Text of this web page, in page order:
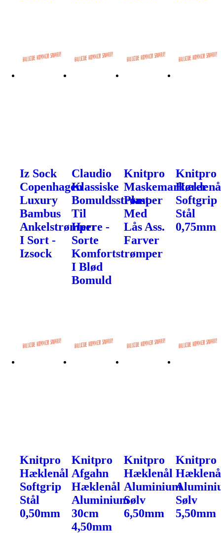
Iz Sock
Copenhagen
Luxury
Bambus
Ankelstrømper
I Sort -
Izsock
Claudio
Klassiske
Bomuldsstrømper
Til
Herre -
Sorte
Komfortstrømper
I Blød
Bomuld
Knitpro
Maskemarkører
Plast
Med
Lås Ass.
Farver
Knitpro
Softgrip
Stål
0,75mm
Knitpro
Hæklenål
Softgrip
Stål
0,50mm
Knitpro
Afgahn
Hæklenål
Aluminium
30cm
4,50mm
Knitpro
Hæklenål
Aluminium
Sølv
6,50mm
Knitpro
Sølv
5,50mm